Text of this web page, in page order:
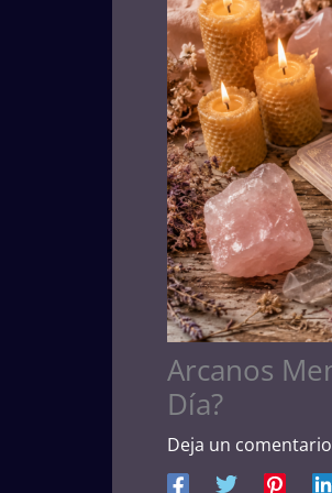
Arcanos
Día?
Deja un comentario